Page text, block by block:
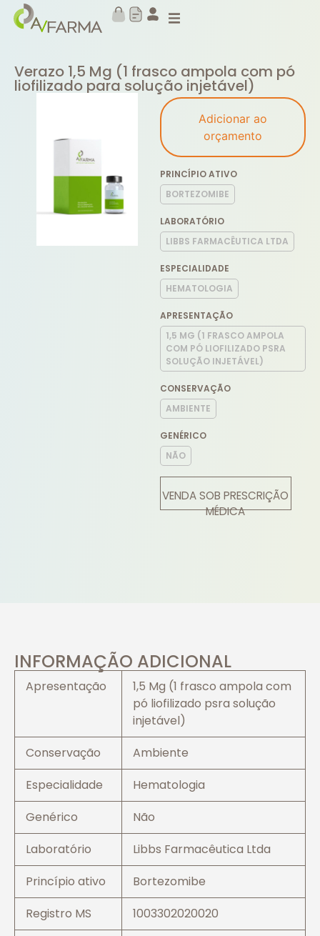
Verazo 1,5 Mg (1 frasco ampola com pó
liofilizado para solução injetável)
Adicionar ao
orçamento
PRINCÍPIO ATIVO
BORTEZOMIBE
LABORATÓRIO
LIBBS FARMACÊUTICA LTDA
ESPECIALIDADE
HEMATOLOGIA
APRESENTAÇÃO
1,5 MG (1 FRASCO AMPOLA
COM PÓ LIOFILIZADO PSRA
SOLUÇÃO INJETÁVEL)
CONSERVAÇÃO
AMBIENTE
GENÉRICO
NÃO
VENDA SOB PRESCRIÇÃO
MÉDICA
INFORMAÇÃO ADICIONAL
Apresentação
1,5 Mg (1 frasco ampola com
pó liofilizado psra solução
injetável)
Conservação
Ambiente
Especialidade
Hematologia
Genérico
Não
Laboratório
Libbs Farmacêutica Ltda
Princípio ativo
Bortezomibe
Registro MS
1003302020020